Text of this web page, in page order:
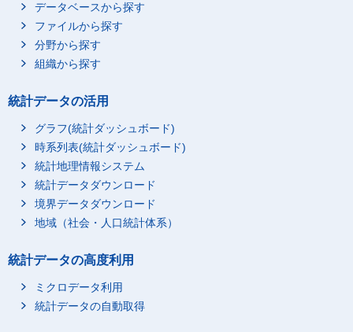
データベースから探す
ファイルから探す
分野から探す
組織から探す
統計データの活用
グラフ(統計ダッシュボード)
時系列表(統計ダッシュボード)
統計地理情報システム
統計データダウンロード
境界データダウンロード
地域（社会・人口統計体系）
統計データの高度利用
ミクロデータ利用
統計データの自動取得